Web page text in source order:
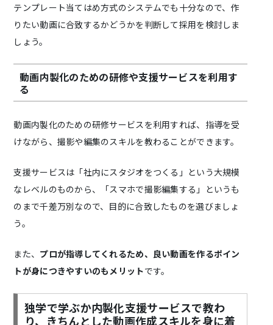
テンプレート当てはめ方式のシステムでも十分なので、作
りたい動画に合致するかどうかを判断して採用を検討しま
しょう。
動画内製化のための研修や支援サービスを利用す
る
動画内製化のための研修サービスを利用すれば、指導を受
けながら、撮影や編集のスキルを教わることができます。
支援サービスは「社内にスタジオをつくる」という大規模
なレベルのものから、「スマホで撮影編集する」というも
のまで千差万別なので、目的に合致したものを選びましょ
う。
また、 プロが指導してくれるため、良い動画を作るポイン
トが身につきやすいのもメリットです。
独学で学ぶか内製化支援サービスで教わ
り、きちんとした動画作成スキルを身に着